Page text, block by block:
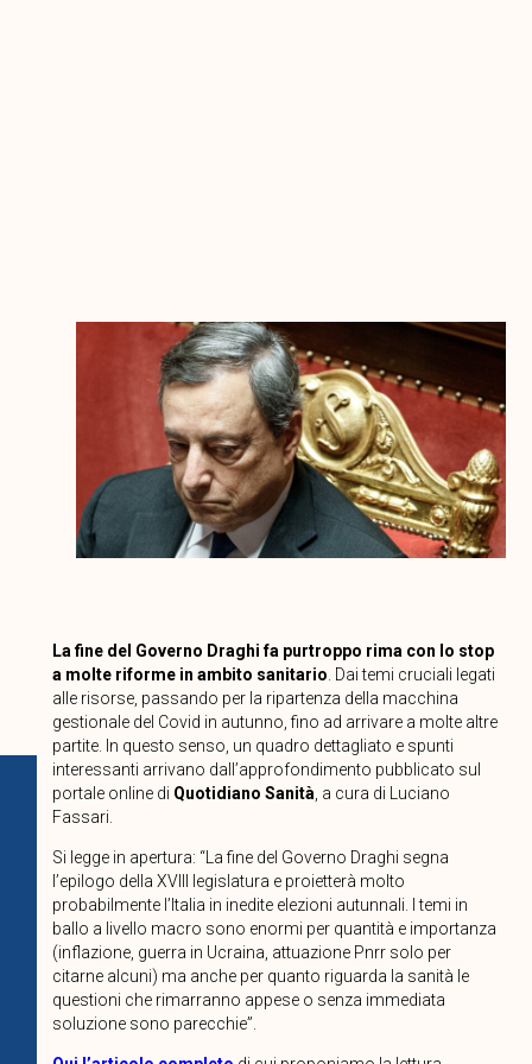
La fine del Governo Draghi fa purtroppo rima con lo stop
a molte riforme in ambito sanitario . Dai temi cruciali legati
alle risorse, passando per la ripartenza della macchina
gestionale del Covid in autunno, fino ad arrivare a molte altre
partite. In questo senso, un quadro dettagliato e spunti
interessanti arrivano dall’approfondimento pubblicato sul
portale online di Quotidiano Sanità , a cura di Luciano
Fassari.
Si legge in apertura: “La fine del Governo Draghi segna
l’epilogo della XVIII legislatura e proietterà molto
probabilmente l’Italia in inedite elezioni autunnali. I temi in
ballo a livello macro sono enormi per quantità e importanza
(inflazione, guerra in Ucraina, attuazione Pnrr solo per
citarne alcuni) ma anche per quanto riguarda la sanità le
questioni che rimarranno appese o senza immediata
soluzione sono parecchie”.